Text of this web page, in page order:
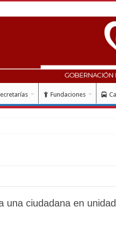
Fundaciones
una ciudadana en unidad